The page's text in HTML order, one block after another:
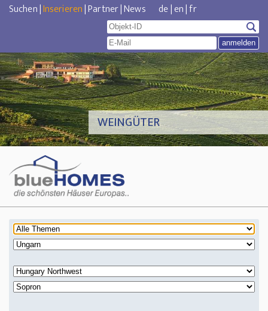
Suchen|Inserieren|Partner|News de|en|fr
WEINGÜTER